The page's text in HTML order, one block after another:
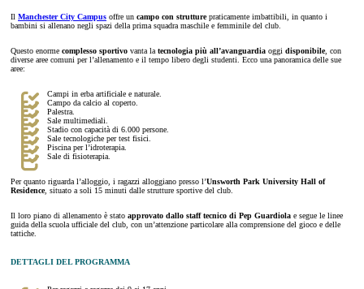
Il Manchester City Campus offre un campo con strutturepraticamente imbattibili, in quanto i
bambini si allenano negli spazi della prima squadra maschile e femminile del club.
Questo enorme complesso sportivo vanta latecnologia più all’avanguardia oggi disponibile, con
diverse aree comuni per l’allenamento e il tempo libero degli studenti. Ecco una panoramica delle sue
aree:
Campi in erba artificiale e naturale.
Campo da calcio al coperto.
Palestra.
Sale multimediali.
Stadio con capacità di 6.000 persone.
Sale tecnologiche per test fisici.
Piscina per l’idroterapia.
Sale di fisioterapia.
Per quanto riguarda l’alloggio, i ragazzi alloggiano presso l’Unsworth Park University Hall of
Residence, situato a soli 15 minuti dalle strutture sportive del club.
Il loro piano di allenamento è stato approvato dallo staff tecnico di Pep Guardiola e segue le linee
guida della scuola ufficiale del club, con un’attenzione particolare alla comprensione del gioco e delle
tattiche.
DETTAGLI DEL PROGRAMMA